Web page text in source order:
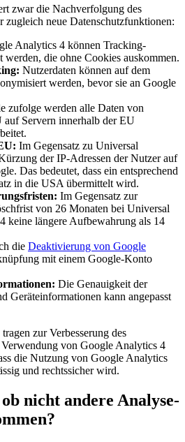
zwar die Nachverfolgung des
zugleich neue Datenschutzfunktionen:
Analytics 4 können Tracking-
werden, die ohne Cookies auskommen.
Nutzerdaten können auf dem
werden, bevor sie an Google
zufolge werden alle Daten von
auf Servern innerhalb der EU
Im Gegensatz zu Universal
der IP-Adressen der Nutzer auf
Das bedeutet, dass ein entsprechend
in die USA übermittelt wird.
Im Gegensatz zur
von 26 Monaten bei Universal
keine längere Aufbewahrung als 14
die Deaktivierung von Google
mit einem Google-Konto
Die Genauigkeit der
Geräteinformationen kann angepasst
zur Verbesserung des
von Google Analytics 4
die Nutzung von Google Analytics
und rechtssicher wird.
nicht andere Analyse-